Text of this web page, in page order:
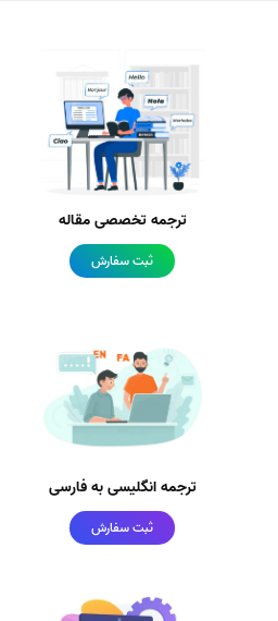
ترجمه تخصصی مقاله
ثبت سفارش
ترجمه انگلیسی به فارسی
ثبت سفارش